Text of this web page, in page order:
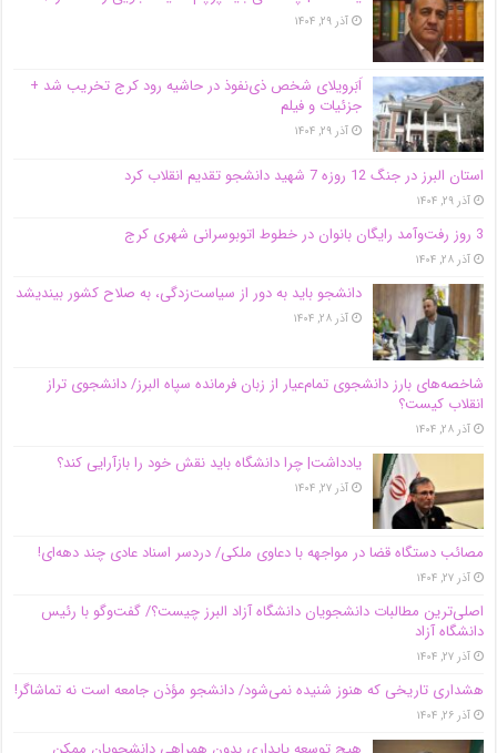
آذر ۲۹, ۱۴۰۴
اَبَر‌ویلای شخص ذی‌نفوذ در حاشیه‌ رود کرج تخریب شد +
جزئیات و فیلم
آذر ۲۹, ۱۴۰۴
استان البرز در جنگ 12 روزه 7 شهید دانشجو تقدیم انقلاب کرد
آذر ۲۹, ۱۴۰۴
3 روز رفت‌وآمد رایگان بانوان در خطوط اتوبوسرانی شهری کرج
آذر ۲۸, ۱۴۰۴
دانشجو باید به دور از سیاست‌زدگی، به صلاح کشور بیندیشد
آذر ۲۸, ۱۴۰۴
شاخصه‌های بارز دانشجوی تمام‌عیار از زبان فرمانده سپاه البرز/ دانشجوی تراز
انقلاب کیست؟
آذر ۲۸, ۱۴۰۴
یادداشت| چرا دانشگاه باید نقش خود را بازآرایی کند؟
آذر ۲۷, ۱۴۰۴
مصائب دستگاه قضا در مواجهه با دعاوی ملکی/ دردسر اسناد عادی چند‌ دهه‌ای!
آذر ۲۷, ۱۴۰۴
اصلی‌ترین مطالبات دانشجویان دانشگاه آزاد البرز چیست؟/ گفت‌وگو با رئیس
دانشگاه آز‌اد
آذر ۲۷, ۱۴۰۴
هشداری تاریخی که هنوز شنیده نمی‌شود/ دانشجو مؤذن جامعه است نه تماشاگر!
آذر ۲۶, ۱۴۰۴